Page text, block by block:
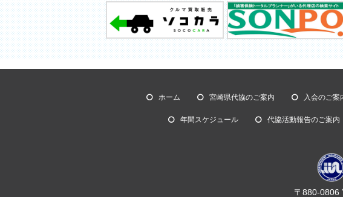
ホーム 宮崎県代協のご案内 入会のご案
年間スケジュール 代協活動報告のご案内
〒880-0806